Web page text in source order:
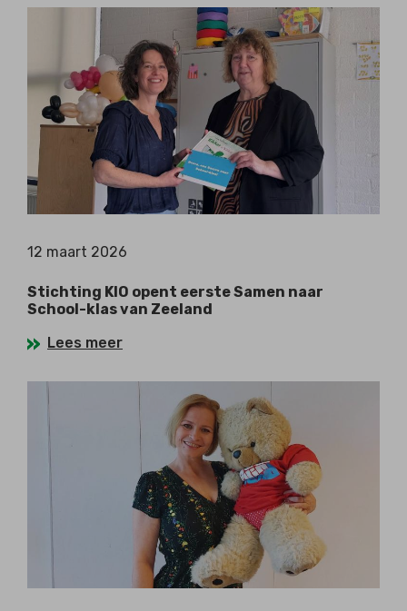
12 maart 2026
Stichting KIO opent eerste Samen naar
School-klas van Zeeland
Lees meer